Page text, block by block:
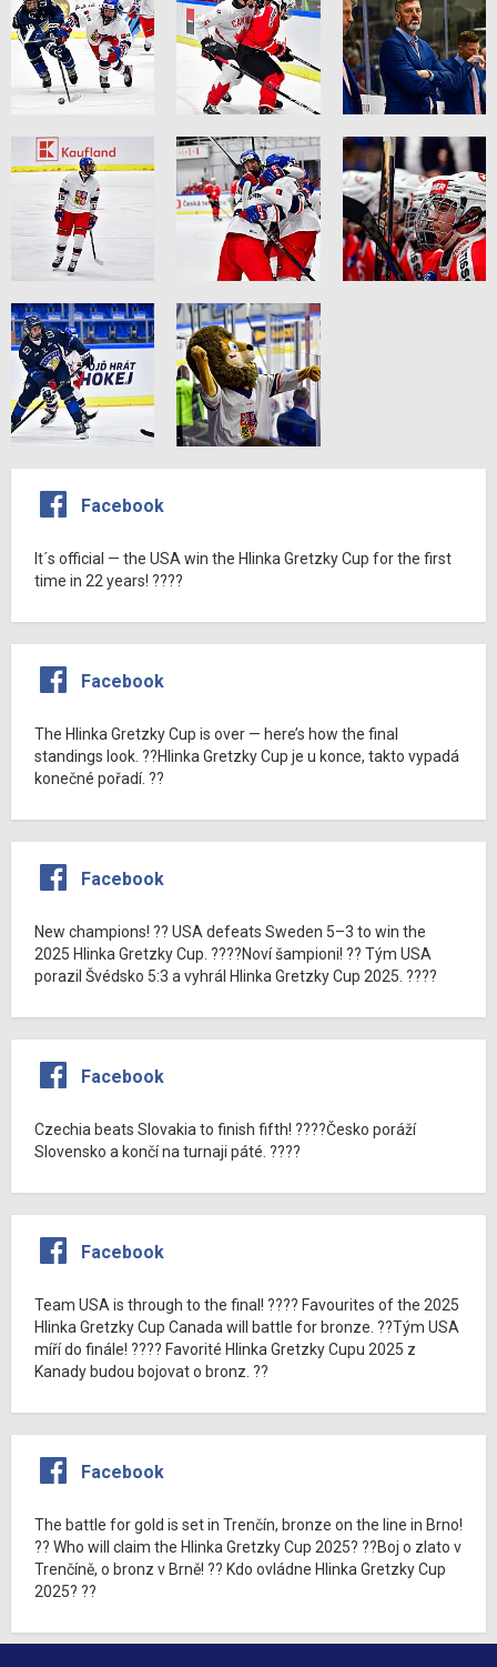
Facebook
It´s official — the USA win the Hlinka Gretzky Cup for the first
time in 22 years! ????
Facebook
The Hlinka Gretzky Cup is over — here’s how the final
standings look. ??Hlinka Gretzky Cup je u konce, takto vypadá
konečné pořadí. ??
Facebook
New champions! ?? USA defeats Sweden 5–3 to win the
2025 Hlinka Gretzky Cup. ????Noví šampioni! ?? Tým USA
porazil Švédsko 5:3 a vyhrál Hlinka Gretzky Cup 2025. ????
Facebook
Czechia beats Slovakia to finish fifth! ????Česko poráží
Slovensko a končí na turnaji páté. ????
Facebook
Team USA is through to the final! ???? Favourites of the 2025
Hlinka Gretzky Cup Canada will battle for bronze. ??Tým USA
míří do finále! ???? Favorité Hlinka Gretzky Cupu 2025 z
Kanady budou bojovat o bronz. ??
Facebook
The battle for gold is set in Trenčín, bronze on the line in Brno!
?? Who will claim the Hlinka Gretzky Cup 2025? ??Boj o zlato v
Trenčíně, o bronz v Brně! ?? Kdo ovládne Hlinka Gretzky Cup
2025? ??